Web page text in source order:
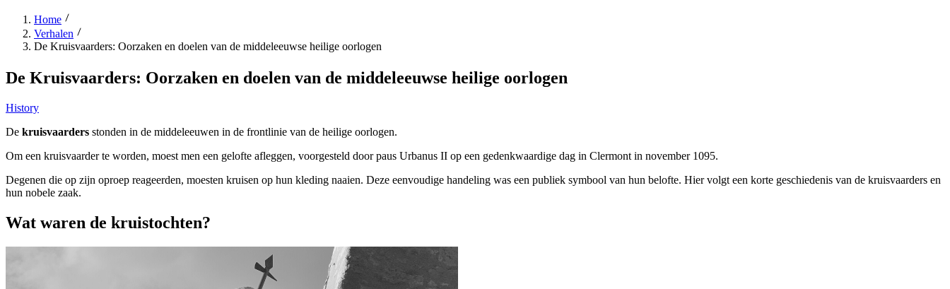
Home
Verhalen
De Kruisvaarders: Oorzaken en doelen van de middeleeuwse heilige oorlogen
De Kruisvaarders: Oorzaken en doelen van de middeleeuwse heilige oorlogen
History
De kruisvaarders stonden in de middeleeuwen in de frontlinie van de heilige oorlogen.
Om een kruisvaarder te worden, moest men een gelofte afleggen, voorgesteld door paus Urbanus II op een gedenkwaardige dag in Clermont in november 1095.
Degenen die op zijn oproep reageerden, moesten kruisen op hun kleding naaien. Deze eenvoudige handeling was een publiek symbool van hun belofte. Hier volgt een korte geschiedenis van de kruisvaarders en
hun nobele zaak.
Wat waren de kruistochten?